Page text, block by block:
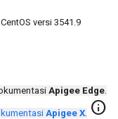
versi 3541.9
Apigee Edge.
Apigee X. info